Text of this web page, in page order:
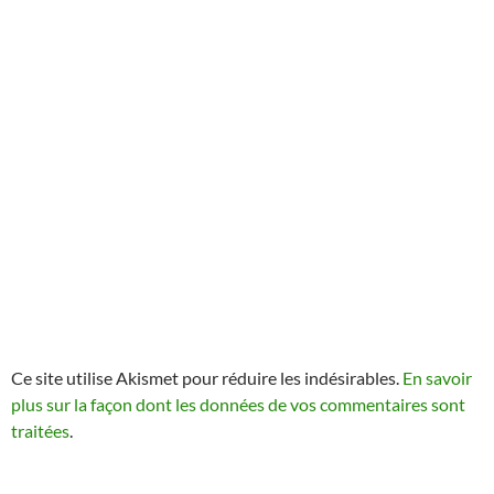
Ce site utilise Akismet pour réduire les indésirables. En savoir
plus sur la façon dont les données de vos commentaires sont
traitées